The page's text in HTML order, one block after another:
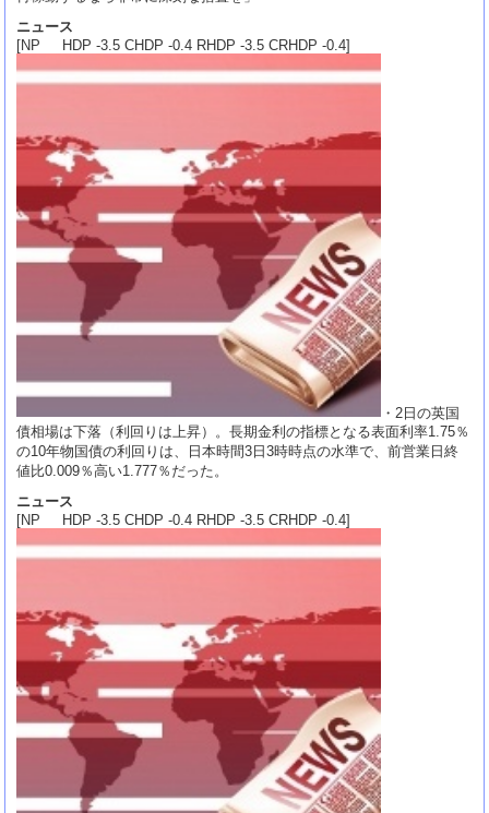
ニュース
[NP HDP -3.5 CHDP -0.4 RHDP -3.5 CRHDP -0.4]
・2日の英国
債相場は下落（利回りは上昇）。長期金利の指標となる表面利率1.75％
の10年物国債の利回りは、日本時間3日3時時点の水準で、前営業日終
値比0.009％高い1.777％だった。
ニュース
[NP HDP -3.5 CHDP -0.4 RHDP -3.5 CRHDP -0.4]